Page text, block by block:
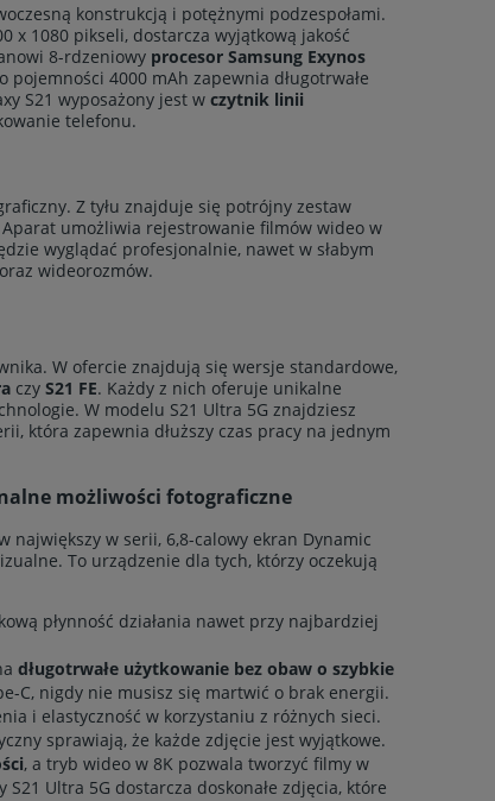
konstrukcją i potężnymi podzespołami.
x 1080 pikseli, dostarcza wyjątkową jakość
8-rdzeniowy procesor Samsung Exynos
4000 mAh zapewnia długotrwałe
S21 wyposażony jest w czytnik linii
telefonu.
Z tyłu znajduje się potrójny zestaw
Aparat umożliwia rejestrowanie filmów wideo w
wyglądać profesjonalnie, nawet w słabym
wideorozmów.
W ofercie znajdują się wersje standardowe,
czy S21 FE. Każdy z nich oferuje unikalne
W modelu S21 Ultra 5G znajdziesz
która zapewnia dłuższy czas pracy na jednym
możliwości fotograficzne
największy w serii, 6,8-calowy ekran Dynamic
To urządzenie dla tych, którzy oczekują
płynność działania nawet przy najbardziej
długotrwałe użytkowanie bez obaw o szybkie
C, nigdy nie musisz się martwić o brak energii.
i elastyczność w korzystaniu z różnych sieci.
sprawiają, że każde zdjęcie jest wyjątkowe.
, a tryb wideo w 8K pozwala tworzyć filmy w
Ultra 5G dostarcza doskonałe zdjęcia, które